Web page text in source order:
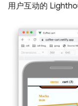
用户互动的